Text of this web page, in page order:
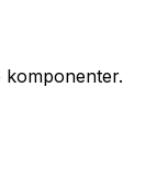
komponenter.